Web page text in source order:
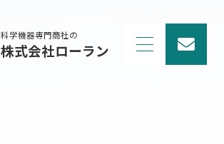
科学機器専門商社の
株式会社ローラン